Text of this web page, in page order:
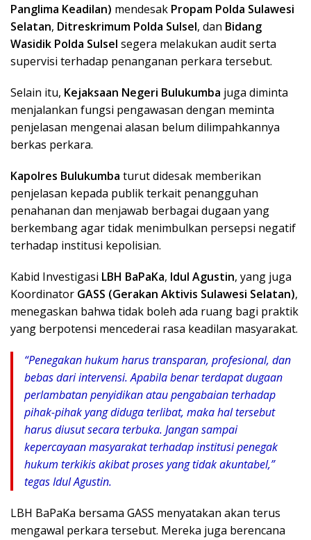
Panglima Keadilan) mendesak Propam Polda Sulawesi
Selatan, Ditreskrimum Polda Sulsel, dan Bidang
Wasidik Polda Sulsel segera melakukan audit serta
supervisi terhadap penanganan perkara tersebut.
Selain itu, Kejaksaan Negeri Bulukumba juga diminta
menjalankan fungsi pengawasan dengan meminta
penjelasan mengenai alasan belum dilimpahkannya
berkas perkara.
Kapolres Bulukumba turut didesak memberikan
penjelasan kepada publik terkait penangguhan
penahanan dan menjawab berbagai dugaan yang
berkembang agar tidak menimbulkan persepsi negatif
terhadap institusi kepolisian.
Kabid Investigasi LBH BaPaKa, Idul Agustin, yang juga
Koordinator GASS (Gerakan Aktivis Sulawesi Selatan),
menegaskan bahwa tidak boleh ada ruang bagi praktik
yang berpotensi mencederai rasa keadilan masyarakat.
“Penegakan hukum harus transparan, profesional, dan
bebas dari intervensi. Apabila benar terdapat dugaan
perlambatan penyidikan atau pengabaian terhadap
pihak-pihak yang diduga terlibat, maka hal tersebut
harus diusut secara terbuka. Jangan sampai
kepercayaan masyarakat terhadap institusi penegak
hukum terkikis akibat proses yang tidak akuntabel,”
tegas Idul Agustin.
LBH BaPaKa bersama GASS menyatakan akan terus
mengawal perkara tersebut. Mereka juga berencana